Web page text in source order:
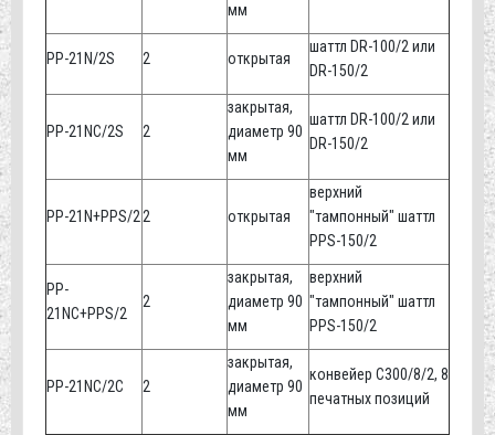
мм
PP-21N/2S 2 открытая
шаттл DR-100/2 или
DR-150/2
PP-21NC/2S 2
закрытая,
диаметр 90
мм
шаттл DR-100/2 или
DR-150/2
PP-21N+PPS/22 открытая
верхний
"тампонный" шаттл
PPS-150/2
PP-
21NC+PPS/2
2
закрытая,
диаметр 90
мм
верхний
"тампонный" шаттл
PPS-150/2
PP-21NC/2C 2
закрытая,
диаметр 90
мм
конвейер C300/8/2, 8
печатных позиций